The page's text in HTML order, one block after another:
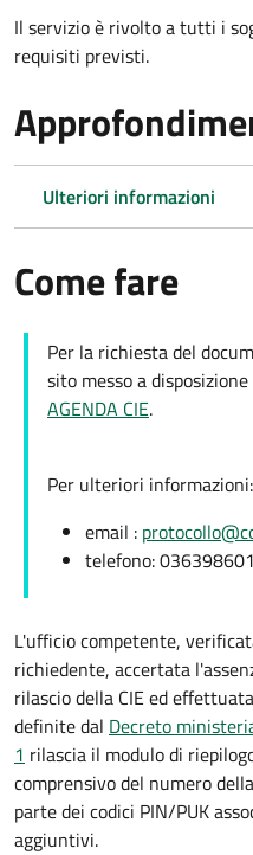
Il servizio è rivolto a tutti i
requisiti previsti.
Ulteriori informazioni
Come fare
Per la richiesta del
sito messo a
AGENDA CIE.
Per ulteriori informazioni:
email :
telefono:
L'ufficio competente,
richiedente, accertata
rilascio della CIE ed
definite dal Decreto
1 rilascia il modulo di
comprensivo del numero
parte dei codici PIN/PUK
aggiuntivi.